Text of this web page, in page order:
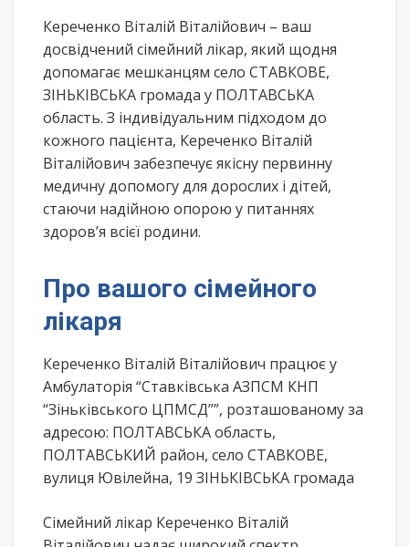
Кереченко Віталій Віталійович – ваш
досвідчений сімейний лікар, який щодня
допомагає мешканцям село СТАВКОВЕ,
ЗІНЬКІВСЬКА громада у ПОЛТАВСЬКА
область. З індивідуальним підходом до
кожного пацієнта, Кереченко Віталій
Віталійович забезпечує якісну первинну
медичну допомогу для дорослих і дітей,
стаючи надійною опорою у питаннях
здоров’я всієї родини.
Про вашого сімейного
лікаря
Кереченко Віталій Віталійович працює у
Амбулаторія “Ставківська АЗПСМ КНП
“Зіньківського ЦПМСД””, розташованому за
адресою: ПОЛТАВСЬКА область,
ПОЛТАВСЬКИЙ район, село СТАВКОВЕ,
вулиця Ювілейна, 19 ЗІНЬКІВСЬКА громада
Сімейний лікар Кереченко Віталій